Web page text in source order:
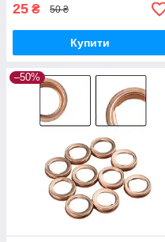
25 ₴ 50 ₴
Купити
–50%